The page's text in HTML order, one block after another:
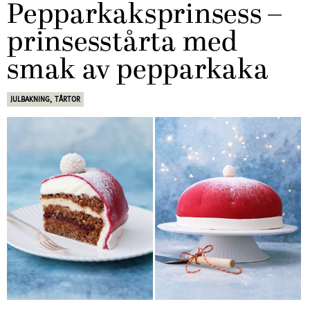
Pepparkaksprinsess –
prinsesstårta med
smak av pepparkaka
JULBAKNING, TÅRTOR